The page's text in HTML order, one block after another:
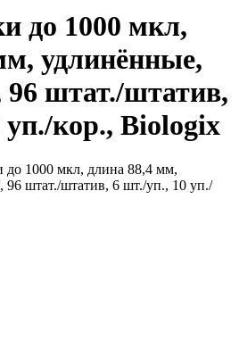
до 1000 мкл,
удлинённые,
96 штат./штатив,
кор., Biologix